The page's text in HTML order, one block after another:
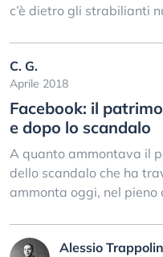
c’è dietro gli strabilianti
C. G.
Aprile 2018
Facebook: il
e dopo lo scandalo
A quanto ammontava il
dello scandalo che ha
ammonta oggi, nel pieno
Alessio